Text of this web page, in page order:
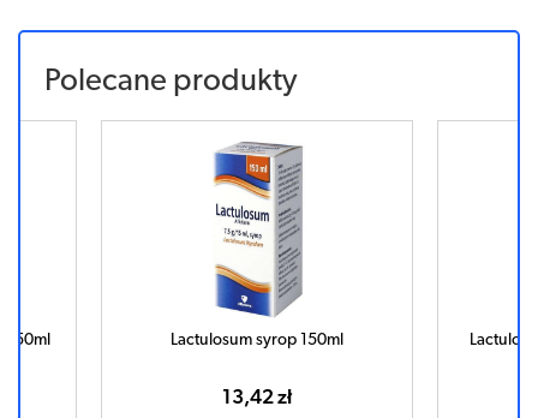
Polecane produkty
Lactulosum syrop 150ml
13,42 zł